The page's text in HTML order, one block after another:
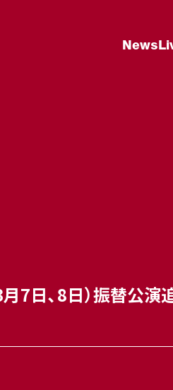
News
日、8日）振替公演